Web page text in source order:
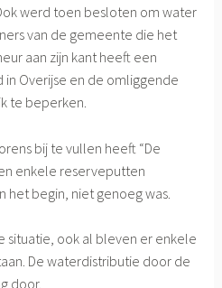
werd toen besloten om water
van de gemeente die het
aan zijn kant heeft een
Overijse en de omliggende
te beperken.
bij te vullen heeft “De
enkele reserveputten
het begin, niet genoeg was.
situatie, ook al bleven er enkele
De waterdistributie door de
door.